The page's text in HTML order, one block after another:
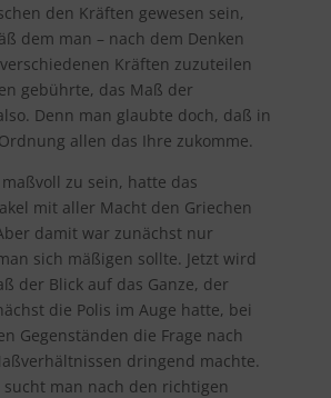
den Kräften gewesen sein,
dem man – nach dem Denken
Kräften zuzuteilen
gebührte, das Maß der
Denn man glaubte doch, daß in
allen das Ihre zukomme.
zu sein, hatte das
mit aller Macht den Griechen
damit war zunächst nur
sich mäßigen sollte. Jetzt wird
der Blick auf das Ganze, der
die Polis im Auge hatte, bei
Gegenständen die Frage nach
dringend machte.
sucht man nach den richtigen